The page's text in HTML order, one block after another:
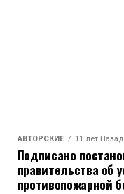
АВТОРСКИЕ 11 лет Назад
Подписано
правительства об
противопожарной